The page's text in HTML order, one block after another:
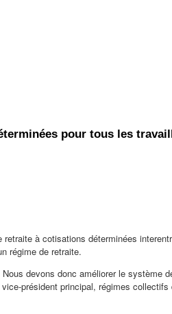
pour tous les
à cotisations déterminées
régime de retraite.
devons donc améliorer le système
vice-président principal, régimes